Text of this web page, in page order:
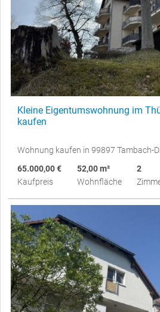
Kleine Eigentumswohnung im
kaufen
Wohnung kaufen in 99897 Tambach-
65.000,00 €
Kaufpreis
52,00 m²
Wohnfläche
2